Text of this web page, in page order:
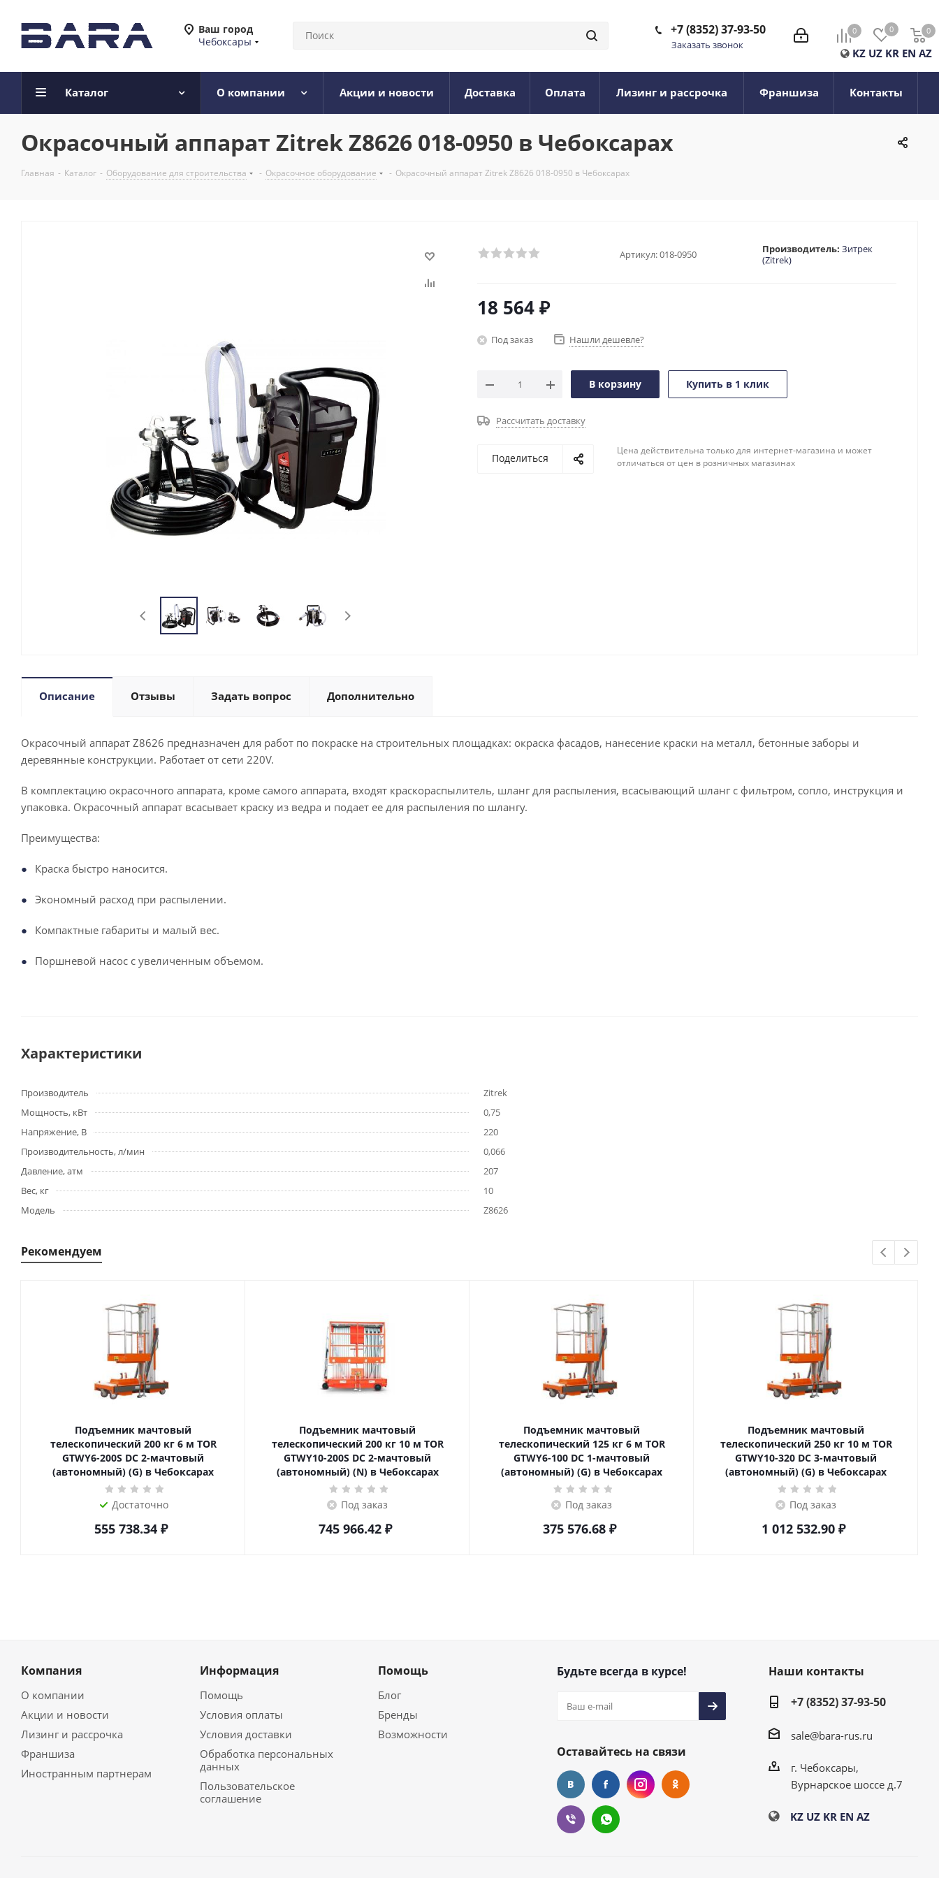
Ваш город
Чебоксары
0 0 0
0
KZ UZ KR EN AZ
+7 (8352) 37-93-50
Заказать звонок
Каталог О компании Акции и новости Доставка Оплата Лизинг и рассрочка Франшиза Контакты
Окрасочный аппарат Zitrek Z8626 018-0950 в Чебоксарах
Главная - Каталог - Оборудование для строительства - Окрасочное оборудование - Окрасочный аппарат Zitrek Z8626 018-0950 в Чебоксарах
Артикул:018-0950 Производитель: Зитрек
(Zitrek)
18 564₽
Под заказ Нашли дешевле?
В корзину Купить в 1 клик
Рассчитать доставку
Поделиться
Цена действительна только для интернет-магазина и может
отличаться от цен в розничных магазинах
Описание Отзывы Задать вопрос Дополнительно
Окрасочный аппарат Z8626 предназначен для работ по покраске на строительных площадках: окраска фасадов, нанесение краски на металл, бетонные заборы и
деревянные конструкции. Работает от сети 220V.
В комплектацию окрасочного аппарата, кроме самого аппарата, входят краскораспылитель, шланг для распыления, всасывающий шланг с фильтром, сопло, инструкция и
упаковка. Окрасочный аппарат всасывает краску из ведра и подает ее для распыления по шлангу.
Преимущества:
Краска быстро наносится.
Экономный расход при распылении.
Компактные габариты и малый вес.
Поршневой насос с увеличенным объемом.
Характеристики
Производитель
Zitrek
Мощность, кВт
0,75
Напряжение, В
220
Производительность, л/мин
0,066
Давление, атм
207
Вес, кг
10
Модель
Z8626
Рекомендуем
Подъемник мачтовый
телескопический 200 кг 6 м TOR
GTWY6-200S DC 2-мачтовый
(автономный) (G) в Чебоксарах
Достаточно
555 738.34₽
Подъемник мачтовый
телескопический 200 кг 10 м TOR
GTWY10-200S DC 2-мачтовый
(автономный) (N) в Чебоксарах
Под заказ
745 966.42₽
Подъемник мачтовый
телескопический 125 кг 6 м TOR
GTWY6-100 DC 1-мачтовый
(автономный) (G) в Чебоксарах
Под заказ
375 576.68₽
Подъемник мачтовый
телескопический 250 кг 10 м TOR
GTWY10-320 DC 3-мачтовый
(автономный) (G) в Чебоксарах
Под заказ
1 012 532.90 ₽
Компания
О компании
Акции и новости
Лизинг и рассрочка
Франшиза
Иностранным партнерам
Информация
Помощь
Условия оплаты
Условия доставки
Обработка персональных
данных
Пользовательское
соглашение
Помощь
Блог
Бренды
Возможности
Будьте всегда в курсе!
Оставайтесь на связи
Наши контакты
+7 (8352) 37-93-50
sale@bara-rus.ru
г. Чебоксары,
Вурнарское шоссе д.7
KZ UZ KR EN AZ